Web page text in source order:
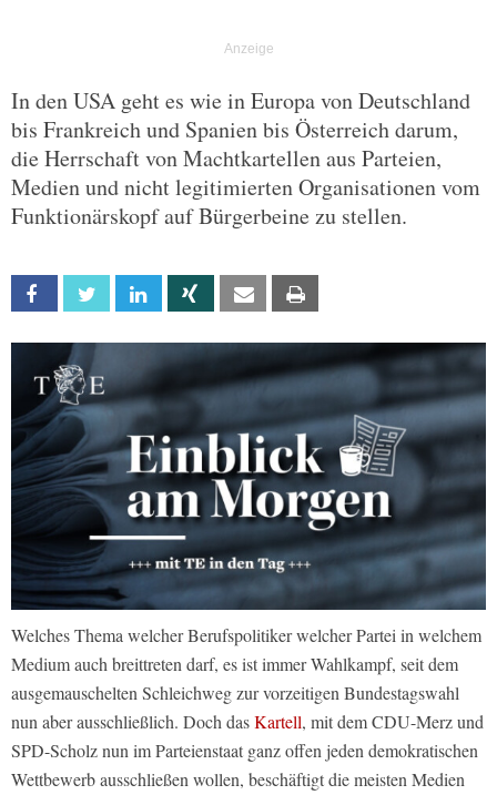
In den USA geht es wie in Europa von Deutschland
bis Frankreich und Spanien bis Österreich darum,
die Herrschaft von Machtkartellen aus Parteien,
Medien und nicht legitimierten Organisationen vom
Funktionärskopf auf Bürgerbeine zu stellen.
Facebook Twitter Linkedin Xing Email
Welches Thema welcher Berufspolitiker welcher Partei in welchem
Medium auch breittreten darf, es ist immer Wahlkampf, seit dem
ausgemauschelten Schleichweg zur vorzeitigen Bundestagswahl
nun aber ausschließlich. Doch dasKartell, mit dem CDU-Merz und
SPD-Scholz nun im Parteienstaat ganz offen jeden demokratischen
Wettbewerb ausschließen wollen, beschäftigt die meisten Medien